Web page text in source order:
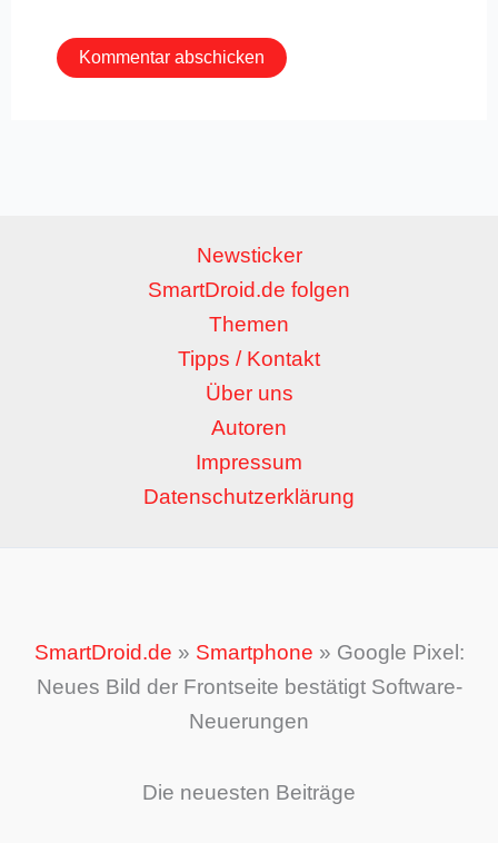
Newsticker
SmartDroid.de folgen
Themen
Tipps / Kontakt
Über uns
Autoren
Impressum
Datenschutzerklärung
SmartDroid.de » Smartphone » Google Pixel:
Neues Bild der Frontseite bestätigt Software-
Neuerungen
Die neuesten Beiträge